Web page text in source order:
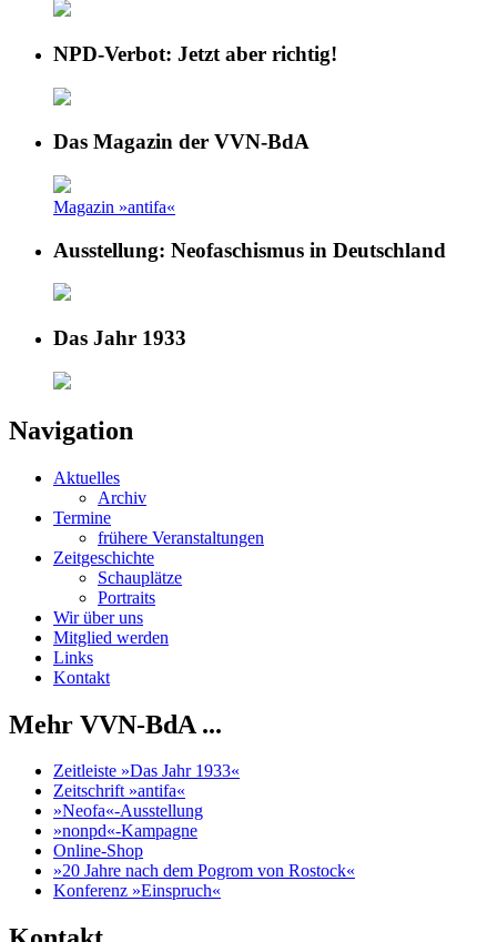
NPD-Verbot: Jetzt aber richtig!
Das Magazin der VVN-BdA
Magazin »antifa«
Ausstellung: Neofaschismus in Deutschland
Das Jahr 1933
Navigation
Aktuelles
Archiv
Termine
frühere Veranstaltungen
Zeitgeschichte
Schauplätze
Portraits
Wir über uns
Mitglied werden
Links
Kontakt
Mehr VVN-BdA ...
Zeitleiste »Das Jahr 1933«
Zeitschrift »antifa«
»Neofa«-Ausstellung
»nonpd«-Kampagne
Online-Shop
»20 Jahre nach dem Pogrom von Rostock«
Konferenz »Einspruch«